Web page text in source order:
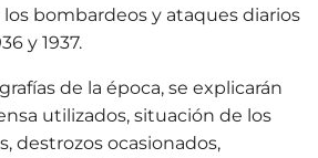
bombardeos y ataques diarios
y 1937.
de la época, se explicarán
utilizados, situación de los
destrozos ocasionados,